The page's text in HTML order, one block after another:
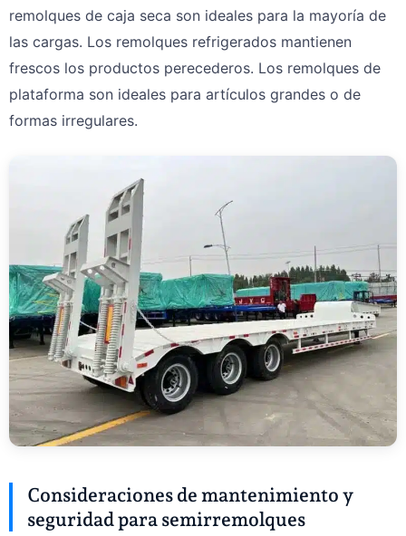
remolques de caja seca son ideales para la mayoría de
las cargas. Los remolques refrigerados mantienen
frescos los productos perecederos. Los remolques de
plataforma son ideales para artículos grandes o de
formas irregulares.
Consideraciones de mantenimiento y
seguridad para semirremolques